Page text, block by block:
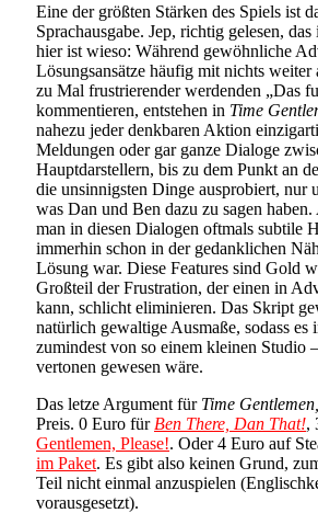
Eine der größten Stärken des Spiels ist
Sprachausgabe. Jep, richtig gelesen,
hier ist wieso: Während gewöhnliche
Lösungsansätze häufig mit nichts weiter
zu Mal frustrierender werdenden „Das
kommentieren, entstehen in Time
nahezu jeder denkbaren Aktion
Meldungen oder gar ganze Dialoge
Hauptdarstellern, bis zu dem Punkt an
die unsinnigsten Dinge ausprobiert, nur
was Dan und Ben dazu zu sagen
man in diesen Dialogen oftmals subtile
immerhin schon in der gedanklichen
Lösung war. Diese Features sind Gold
Großteil der Frustration, der einen in
kann, schlicht eliminieren. Das Skript
natürlich gewaltige Ausmaße, sodass es
zumindest von so einem kleinen Studio
vertonen gewesen wäre.
Das letze Argument für Time
Preis. 0 Euro für Ben There, Dan That!,
Gentlemen, Please!. Oder 4 Euro auf
im Paket. Es gibt also keinen Grund,
Teil nicht einmal anzuspielen
vorausgesetzt).